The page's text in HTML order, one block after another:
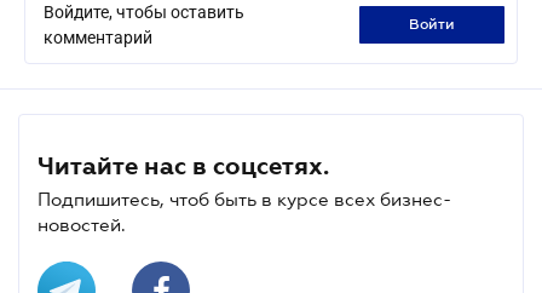
Войдите, чтобы оставить
комментарий
войти
Читайте нас в соцсетях.
Подпишитесь, чтоб быть в курсе всех бизнес-
новостей.